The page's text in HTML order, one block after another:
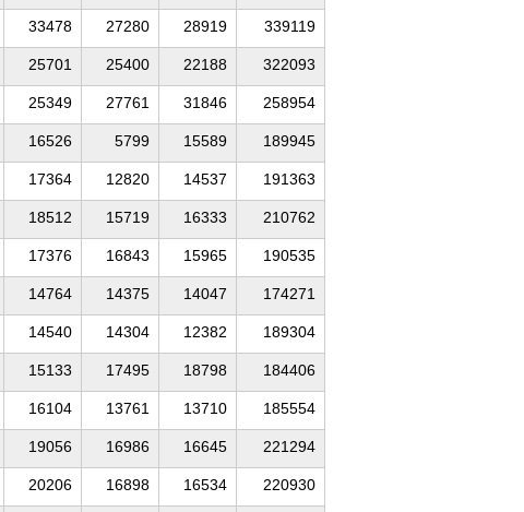
33478 27280 28919 339119
25701 25400 22188 322093
25349 27761 31846 258954
16526 5799 15589 189945
17364 12820 14537 191363
18512 15719 16333 210762
17376 16843 15965 190535
14764 14375 14047 174271
14540 14304 12382 189304
15133 17495 18798 184406
16104 13761 13710 185554
19056 16986 16645 221294
20206 16898 16534 220930